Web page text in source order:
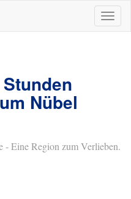
ein-/
Nübel
- Eine Region zum Verlieben.